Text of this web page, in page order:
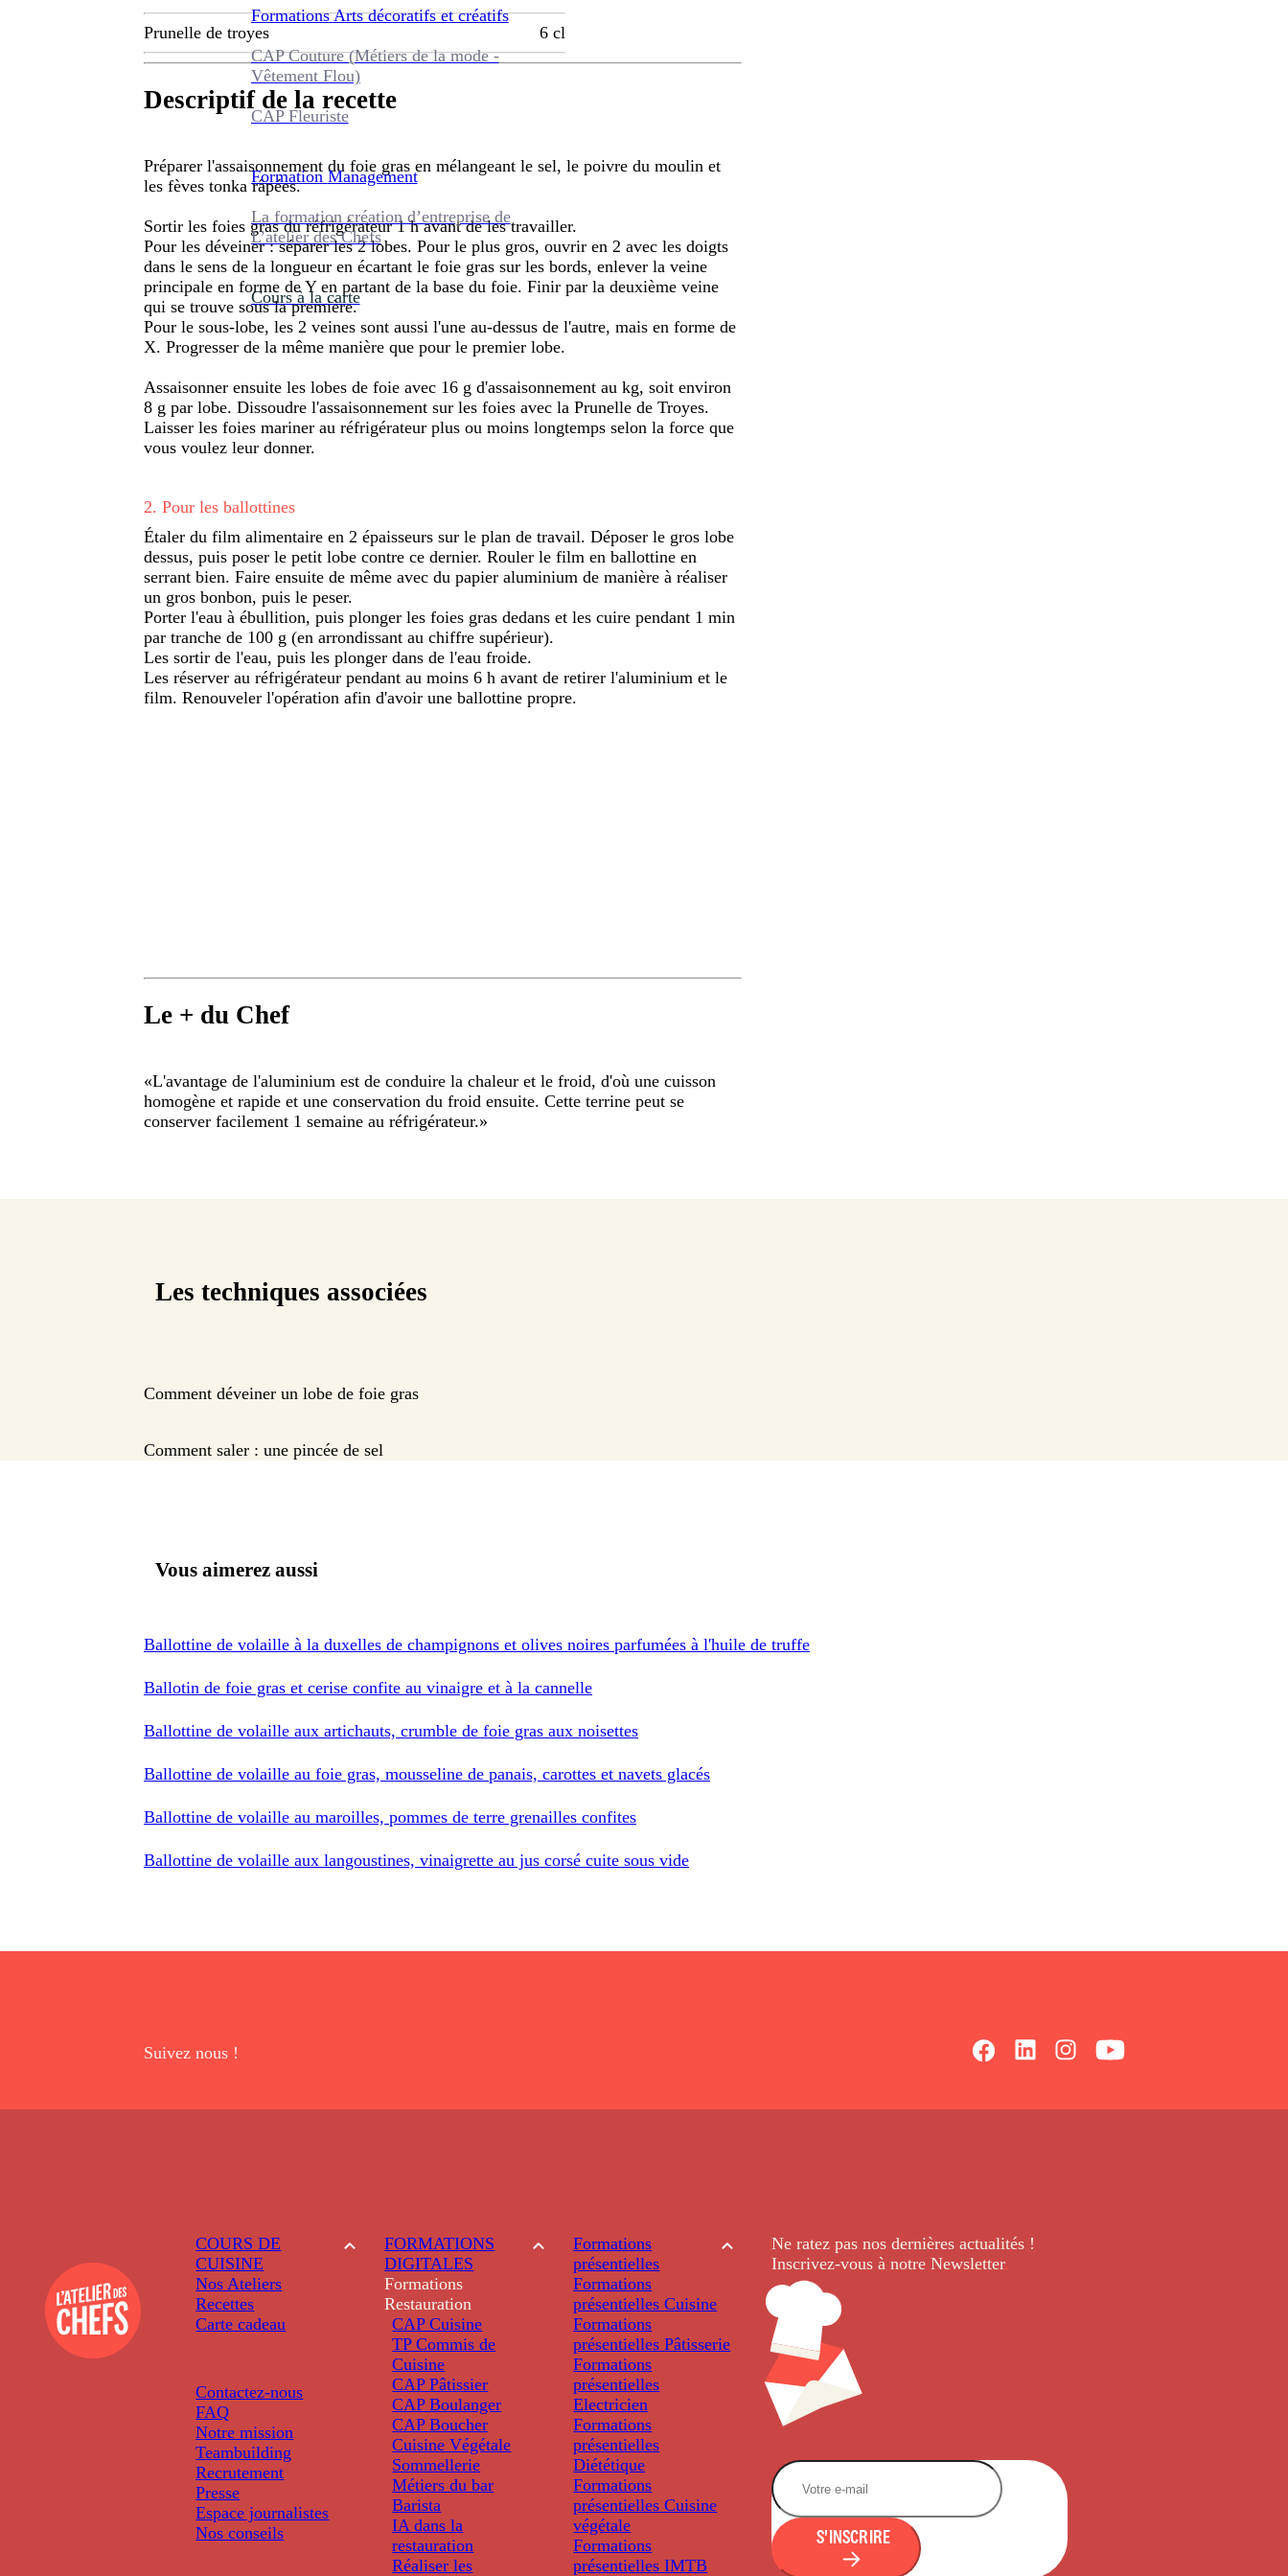
Formations Arts décoratifs et créatifs
CAP Couture (Métiers de la mode -
Vêtement Flou)
CAP Fleuriste
Formation Management
La formation création d’entreprise de
L’atelier des Chefs
Cours à la carte
Prunelle de troyes 6 cl
Descriptif de la recette
Préparer l'assaisonnement du foie gras en mélangeant le sel, le poivre du moulin et
les fèves tonka râpées.
Sortir les foies gras du réfrigérateur 1 h avant de les travailler.
Pour les déveiner : séparer les 2 lobes. Pour le plus gros, ouvrir en 2 avec les doigts
dans le sens de la longueur en écartant le foie gras sur les bords, enlever la veine
principale en forme de Y en partant de la base du foie. Finir par la deuxième veine
qui se trouve sous la première.
Pour le sous-lobe, les 2 veines sont aussi l'une au-dessus de l'autre, mais en forme de
X. Progresser de la même manière que pour le premier lobe.
Assaisonner ensuite les lobes de foie avec 16 g d'assaisonnement au kg, soit environ
8 g par lobe. Dissoudre l'assaisonnement sur les foies avec la Prunelle de Troyes.
Laisser les foies mariner au réfrigérateur plus ou moins longtemps selon la force que
vous voulez leur donner.
2. Pour les ballottines
Étaler du film alimentaire en 2 épaisseurs sur le plan de travail. Déposer le gros lobe
dessus, puis poser le petit lobe contre ce dernier. Rouler le film en ballottine en
serrant bien. Faire ensuite de même avec du papier aluminium de manière à réaliser
un gros bonbon, puis le peser.
Porter l'eau à ébullition, puis plonger les foies gras dedans et les cuire pendant 1 min
par tranche de 100 g (en arrondissant au chiffre supérieur).
Les sortir de l'eau, puis les plonger dans de l'eau froide.
Les réserver au réfrigérateur pendant au moins 6 h avant de retirer l'aluminium et le
film. Renouveler l'opération afin d'avoir une ballottine propre.
Le + du Chef
«L'avantage de l'aluminium est de conduire la chaleur et le froid, d'où une cuisson
homogène et rapide et une conservation du froid ensuite. Cette terrine peut se
conserver facilement 1 semaine au réfrigérateur.»
Les techniques associées
Comment déveiner un lobe de foie gras
Comment saler : une pincée de sel
Vous aimerez aussi
Ballottine de volaille à la duxelles de champignons et olives noires parfumées à l'huile de truffe
Ballotin de foie gras et cerise confite au vinaigre et à la cannelle
Ballottine de volaille aux artichauts, crumble de foie gras aux noisettes
Ballottine de volaille au foie gras, mousseline de panais, carottes et navets glacés
Ballottine de volaille au maroilles, pommes de terre grenailles confites
Ballottine de volaille aux langoustines, vinaigrette au jus corsé cuite sous vide
Suivez nous !
COURS DE
CUISINE
Nos Ateliers
Recettes
Carte cadeau
Contactez-nous
FAQ
Notre mission
Teambuilding
Recrutement
Presse
Espace journalistes
Nos conseils
FORMATIONS
DIGITALES
Formations
Restauration
CAP Cuisine
TP Commis de
Cuisine
CAP Pâtissier
CAP Boulanger
CAP Boucher
Cuisine Végétale
Sommellerie
Métiers du bar
Barista
IA dans la
restauration
Réaliser les
Formations
présentielles
Formations
présentielles Cuisine
Formations
présentielles Pâtisserie
Formations
présentielles
Electricien
Formations
présentielles
Diététique
Formations
présentielles Cuisine
végétale
Formations
présentielles IMTB
Ne ratez pas nos dernièresactualités !
Inscrivez-vous à notre Newsletter.
S'INSCRIRE